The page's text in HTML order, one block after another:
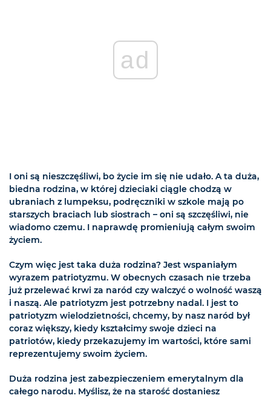
ad
I oni są nieszczęśliwi, bo życie im się nie udało. A ta duża,
biedna rodzina, w której dzieciaki ciągle chodzą w
ubraniach z lumpeksu, podręczniki w szkole mają po
starszych braciach lub siostrach – oni są szczęśliwi, nie
wiadomo czemu. I naprawdę promieniują całym swoim
życiem.
Czym więc jest taka duża rodzina? Jest wspaniałym
wyrazem patriotyzmu. W obecnych czasach nie trzeba
już przelewać krwi za naród czy walczyć o wolność waszą
i naszą. Ale patriotyzm jest potrzebny nadal. I jest to
patriotyzm wielodzietności, chcemy, by nasz naród był
coraz większy, kiedy kształcimy swoje dzieci na
patriotów, kiedy przekazujemy im wartości, które sami
reprezentujemy swoim życiem.
Duża rodzina jest zabezpieczeniem emerytalnym dla
całego narodu. Myślisz, że na starość dostaniesz